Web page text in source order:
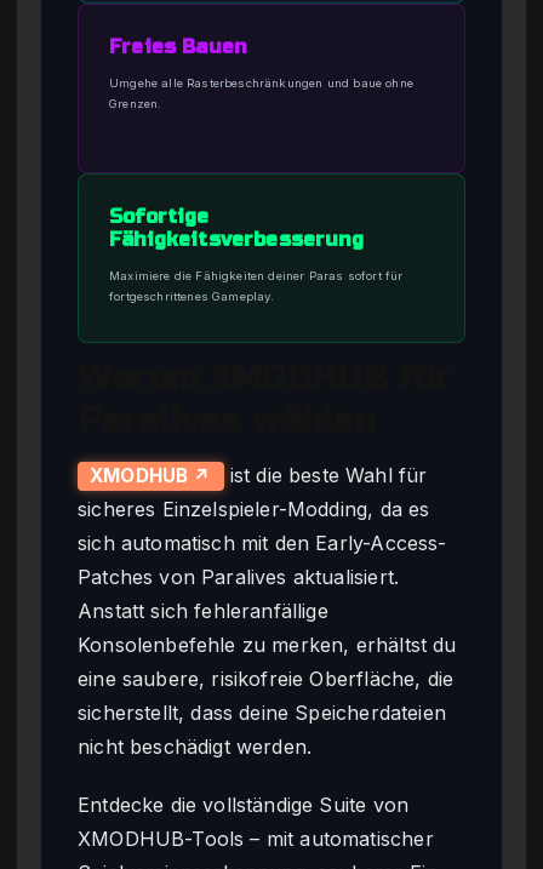
Freies Bauen
Umgehe alle Rasterbeschränkungen und baue ohne
Grenzen.
Sofortige
Fähigkeitsverbesserung
Maximiere die Fähigkeiten deiner Paras sofort für
fortgeschrittenes Gameplay.
XMODHUB ↗
ist die beste Wahl für
sicheres Einzelspieler-Modding, da es
sich automatisch mit den Early-Access-
Patches von Paralives aktualisiert.
Anstatt sich fehleranfällige
Konsolenbefehle zu merken, erhältst du
eine saubere, risikofreie Oberfläche, die
sicherstellt, dass deine Speicherdateien
nicht beschädigt werden.
Entdecke die vollständige Suite von
XMODHUB-Tools – mit automatischer